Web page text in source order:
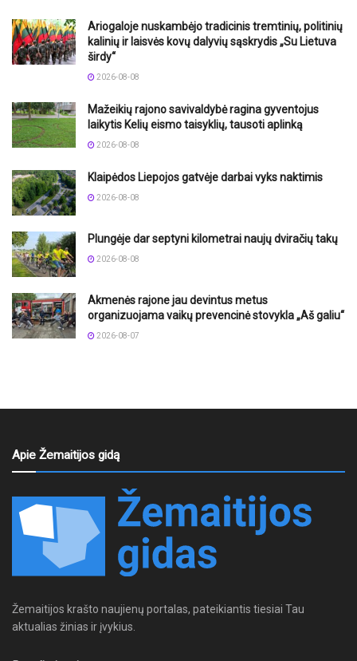
Ariogaloje nuskambėjo tradicinis tremtinių, politinių
kalinių ir laisvės kovų dalyvių sąskrydis „Su Lietuva
širdy“
2026-08-08
Mažeikių rajono savivaldybė ragina gyventojus
laikytis Kelių eismo taisyklių, tausoti aplinką
2026-08-08
Klaipėdos Liepojos gatvėje darbai vyks naktimis
2026-08-08
Plungėje dar septyni kilometrai naujų dviračių takų
2026-08-08
Akmenės rajone jau devintus metus
organizuojama vaikų prevencinė stovykla „Aš galiu“
2026-08-07
Apie Žemaitijos gidą
Žemaitijos krašto naujienų portalas, pateikiantis tiesiai Tau
aktualias žinias ir įvykius.